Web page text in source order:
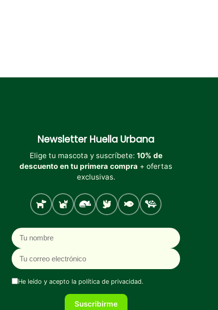
Newsletter Huella Urbana
Elige tu mascota y suscríbete: 10% de
descuento en tu primera compra + ofertas
exclusivas.
Perro Gato Roedores
Aves PecesTortugas
Nombre
Correo electrónico
He leído y acepto la política de privacidad.
Suscribirme